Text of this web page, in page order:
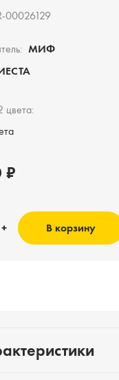
00026129
МИФ
цвета:
₽
В корзину